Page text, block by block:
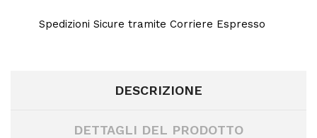
Spedizioni Sicure tramite Corriere Espresso
DESCRIZIONE
DETTAGLI DEL PRODOTTO